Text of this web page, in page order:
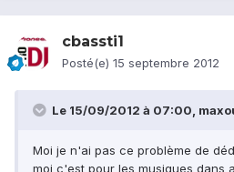
cbassti1
Posté(e) 15 septembre 2012
Le 15/09/2012 à 07:00,
Moi je n'ai pas ce problème de
moi c'est pour les musiques dans